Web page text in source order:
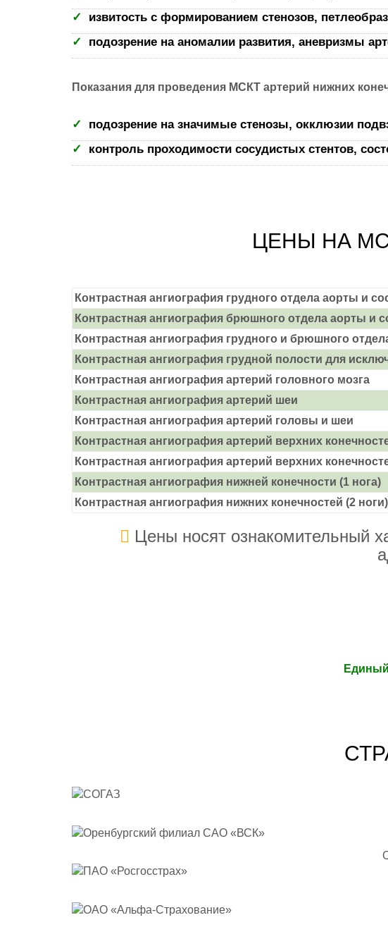
извитость с формированием стенозов,
подозрение на аномалии развития, аневризмы
Показания для проведения МСКТ артерий нижних
подозрение на значимые стенозы, окклюзии
контроль проходимости сосудистых стентов,
ЦЕНЫ НА
Контрастная ангиография грудного отдела аорты и
Контрастная ангиография брюшного отдела аорты и
Контрастная ангиография грудного и брюшного
Контрастная ангиография грудной полости для
Контрастная ангиография артерий головного мозга
Контрастная ангиография артерий шеи
Контрастная ангиография артерий головы и шеи
Контрастная ангиография артерий верхних
Контрастная ангиография артерий верхних
Контрастная ангиография нижней конечности (1 нога)
Контрастная ангиография нижних конечностей (2 ноги)
Цены носят ознакомительный